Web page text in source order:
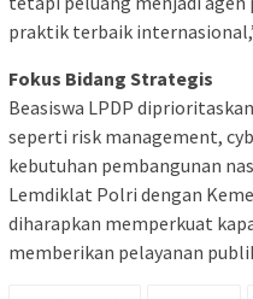
praktik terbaik
Fokus Bidang Strategis
Beasiswa LPDP
seperti risk management,
kebutuhan pembangunan
Lemdiklat Polri dengan
diharapkan memperkuat
memberikan pelayanan